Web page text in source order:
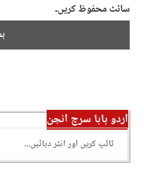
سائٹ محفوظ کریں۔
اردو بابا سرچ انجن